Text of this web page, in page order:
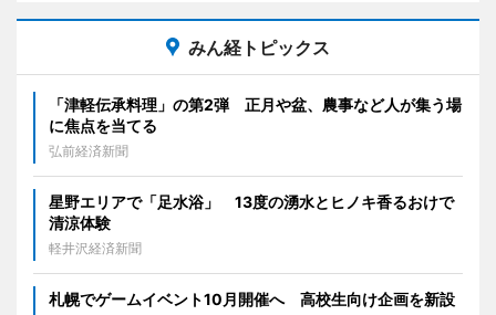
みん経トピックス
「津軽伝承料理」の第2弾 正月や盆、農事など人が集う場
に焦点を当てる
弘前経済新聞
星野エリアで「足水浴」 13度の湧水とヒノキ香るおけで
清涼体験
軽井沢経済新聞
札幌でゲームイベント10月開催へ 高校生向け企画を新設